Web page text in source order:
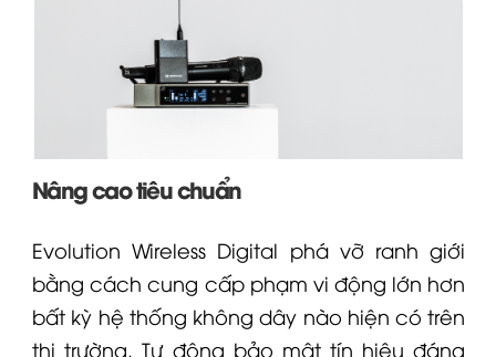
Nâng cao tiêu chuẩn
bằng cách cung cấp phạm vi động lớn hơn
bất kỳ hệ thống không dây nào hiện có trên
thị trường. Tự động bảo mật tín hiệu đáng